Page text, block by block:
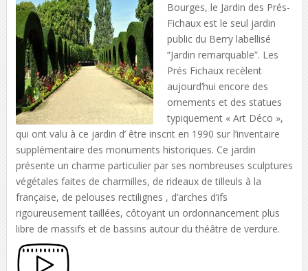
Bourges, le Jardin des Prés-
Fichaux est le seul jardin
public du Berry labellisé
“Jardin remarquable”. Les
Prés Fichaux recèlent
aujourd’hui encore des
ornements et des statues
typiquement « Art Déco »,
qui ont valu à ce jardin d’ être inscrit en 1990 sur l’inventaire
supplémentaire des monuments historiques. Ce jardin
présente un charme particulier par ses nombreuses sculptures
végétales faites de charmilles, de rideaux de tilleuls à la
française, de pelouses rectilignes , d’arches d’ifs
rigoureusement taillées, côtoyant un ordonnancement plus
libre de massifs et de bassins autour du théâtre de verdure.